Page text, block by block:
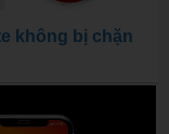
không bị chặn